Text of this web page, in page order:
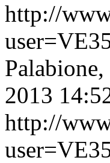
http://
2013
http://